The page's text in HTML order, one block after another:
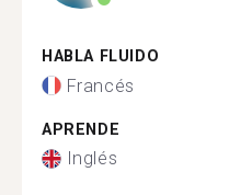
HABLA FLUIDO
Francés
APRENDE
Inglés